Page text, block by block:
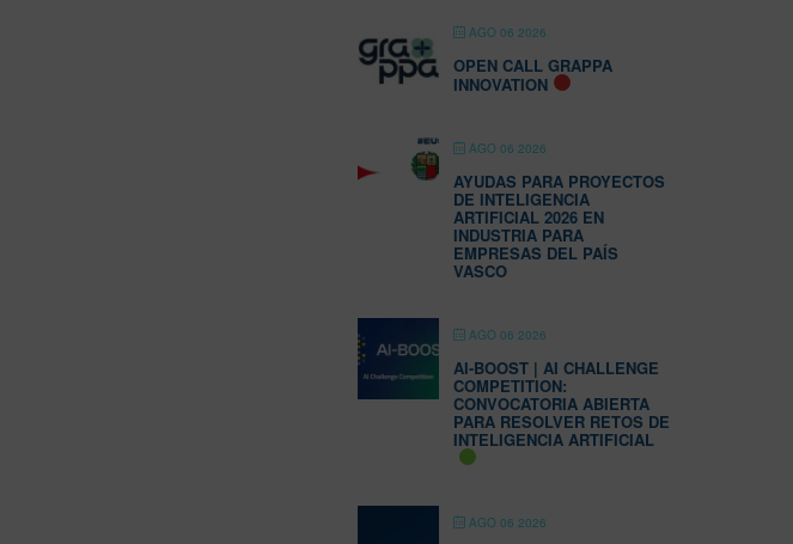
AGO 06 2026
OPEN CALL GRAPPA
INNOVATION
AGO 06 2026
AYUDAS PARA PROYECTOS
DE INTELIGENCIA
ARTIFICIAL 2026 EN
INDUSTRIA PARA
EMPRESAS DEL PAÍS
VASCO
AGO 06 2026
AI-BOOST | AI CHALLENGE
COMPETITION:
CONVOCATORIA ABIERTA
PARA RESOLVER RETOS DE
INTELIGENCIA ARTIFICIAL
AGO 06 2026